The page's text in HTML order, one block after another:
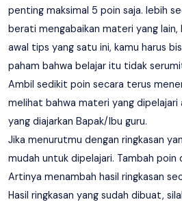
penting maksimal 5 poin saja. lebih
berati mengabaikan materi yang lain,
awal tips yang satu ini, kamu harus
paham bahwa belajar itu tidak
Ambil sedikit poin secara terus
melihat bahwa materi yang dipelajari
yang diajarkan Bapak/Ibu guru.
Jika menurutmu dengan ringkasan
mudah untuk dipelajari. Tambah
Artinya menambah hasil ringkasan
Hasil ringkasan yang sudah dibuat,